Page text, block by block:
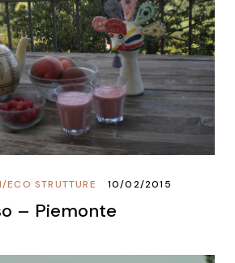
ECO STRUTTURE
/ 10/02/2015
– Piemonte